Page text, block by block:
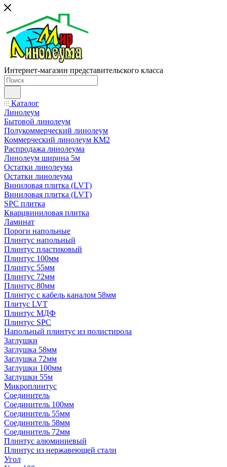
Интернет-магазин представительского класса
Каталог
Линолеум
Бытовой линолеум
Полукоммерческий линолеум
Коммерческий линолеум КМ2
Распродажа линолеума
Линолеум ширина 5м
Остатки линолеума
Остатки линолеума
Виниловая плитка (LVT)
Виниловая плитка (LVT)
SPC плитка
Кварцвиниловая плитка
Ламинат
Пороги напольные
Плинтус напольный
Плинтус пластиковый
Плинтус 100мм
Плинтус 55мм
Плинтус 72мм
Плинтус 80мм
Плинтус с кабель каналом 58мм
Плитус LVT
Плинтус МДФ
Плинтус SPC
Напольный плинтус из полистирола
Заглушки
Заглушка 58мм
Заглушка 72мм
Заглушки 100мм
Заглушки 55м
Микроплинтус
Соединитель
Соединитель 100мм
Соединитель 55мм
Соединитель 58мм
Соединитель 72мм
Плинтус алюминиевый
Плинтус из нержавеющей стали
Угол